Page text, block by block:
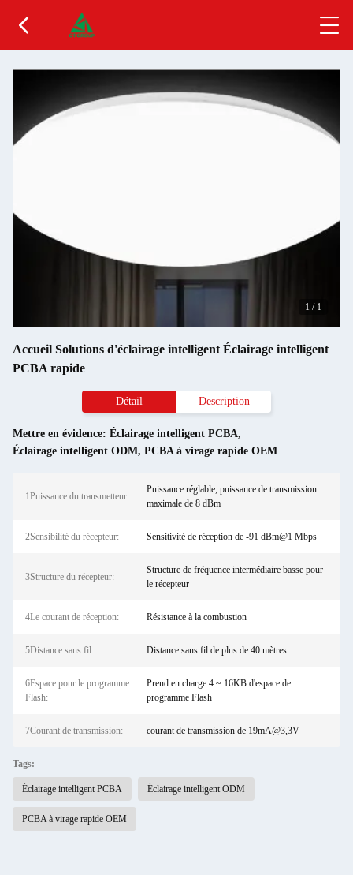
1 / 1
Accueil Solutions d'éclairage intelligent Éclairage intelligent
PCBA rapide
Détail Description
Mettre en évidence: Éclairage intelligent PCBA,
Éclairage intelligent ODM, PCBA à virage rapide OEM
1Puissance du transmetteur:
Puissance réglable, puissance de transmission
maximale de 8 dBm
2Sensibilité du récepteur: Sensitivité de réception de -91 dBm@1 Mbps
3Structure du récepteur:
Structure de fréquence intermédiaire basse pour
le récepteur
4Le courant de réception: Résistance à la combustion
5Distance sans fil: Distance sans fil de plus de 40 mètres
6Espace pour le programme
Flash:
Prend en charge 4 ~ 16KB d'espace de
programme Flash
7Courant de transmission: courant de transmission de 19mA@3,3V
Tags:
Éclairage intelligent PCBA Éclairage intelligent ODM
PCBA à virage rapide OEM